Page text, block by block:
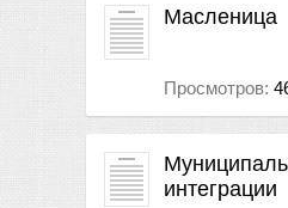
Масленица
Просмотров:
интеграции